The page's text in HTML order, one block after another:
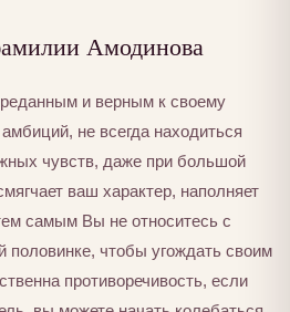
Амодинова
и верным к своему
не всегда находиться
чувств, даже при большой
ваш характер, наполняет
самым Вы не относитесь с
половинке, чтобы угождать своим
противоречивость, если